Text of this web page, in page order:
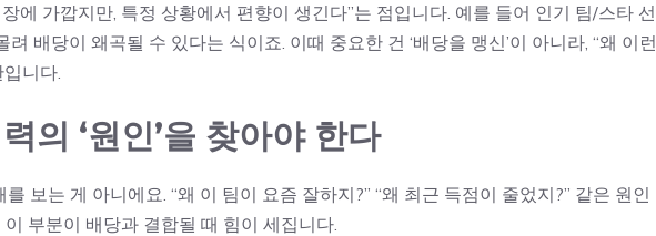
에 가깝지만, 특정 상황에서 편향이 생긴다”는 점입니다. 예를 들어 인기 팀/스타 선
배당이 왜곡될 수 있다는 식이죠. 이때 중요한 건 ‘배당을 맹신’이 아니라, “왜 이런
니다.
의 ‘원인’을 찾아야 한다
보는 게 아니에요. “왜 이 팀이 요즘 잘하지?” “왜 최근 득점이 줄었지?” 같은 원인
부분이 배당과 결합될 때 힘이 세집니다.